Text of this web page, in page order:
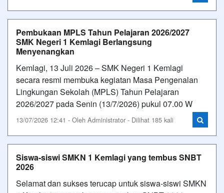
Pembukaan MPLS Tahun Pelajaran 2026/2027
SMK Negeri 1 Kemlagi Berlangsung
Menyenangkan
Kemlagi, 13 Juli 2026 – SMK Negeri 1 Kemlagi
secara resmi membuka kegiatan Masa Pengenalan
Lingkungan Sekolah (MPLS) Tahun Pelajaran
2026/2027 pada Senin (13/7/2026) pukul 07.00 W
13/07/2026 12:41 - Oleh Administrator - Dilihat 185 kali
Siswa-siswi SMKN 1 Kemlagi yang tembus SNBT
2026
Selamat dan sukses terucap untuk siswa-siswi SMKN